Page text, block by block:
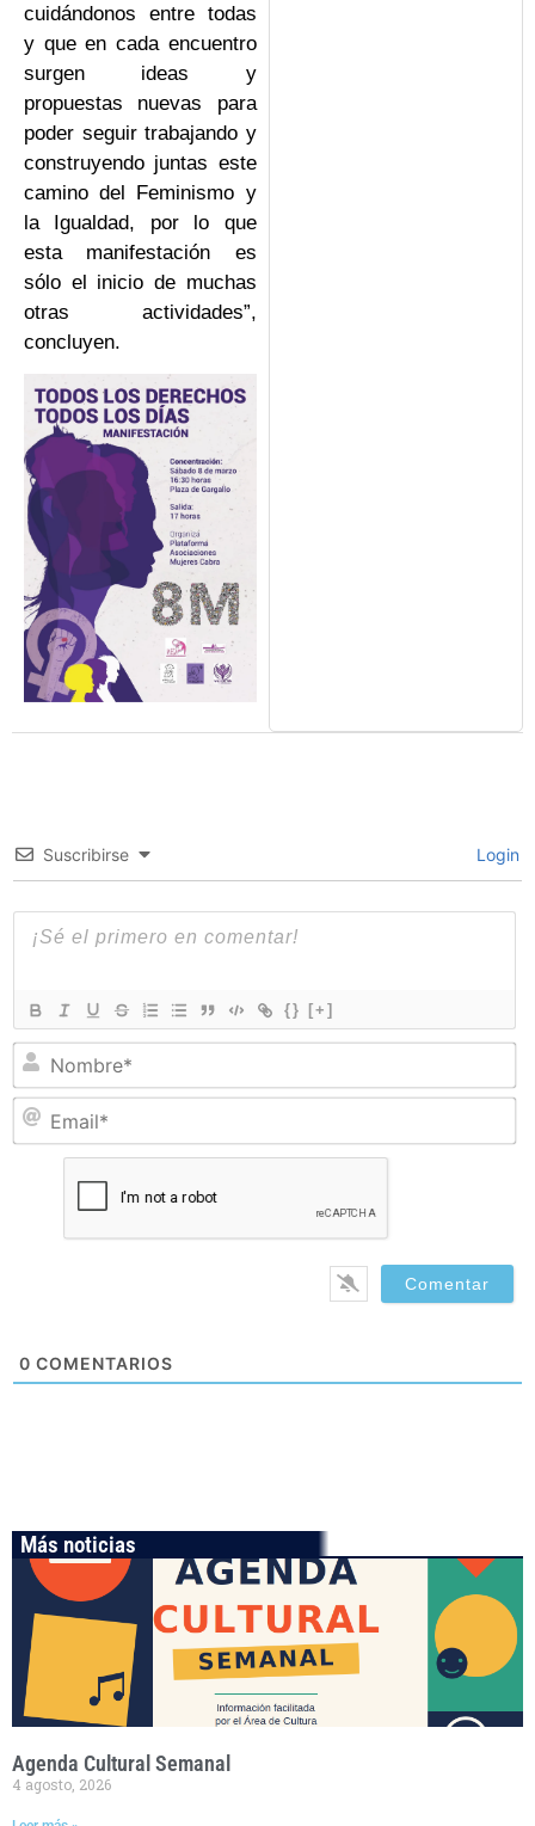
cuidándonos entre todas
y que en cada encuentro
surgen ideas y
propuestas nuevas para
poder seguir trabajando y
construyendo juntas este
camino del Feminismo y
la Igualdad, por lo que
esta manifestación es
sólo el inicio de muchas
otras actividades”,
concluyen.
Suscribirse Login
{} [+]
0 COMENTARIOS
Más noticias
Agenda Cultural Semanal
4 agosto, 2026